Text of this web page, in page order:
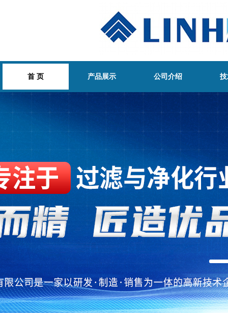
首 页 产品展示 公司介绍